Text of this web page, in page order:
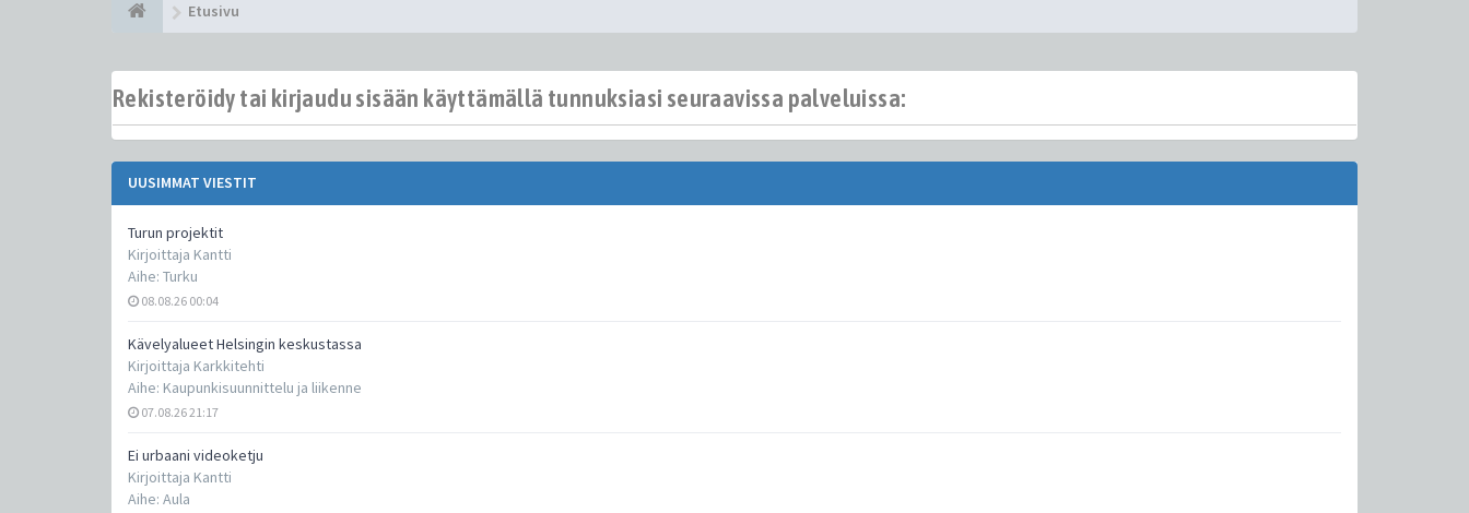
Etusivu
Rekisteröidy tai kirjaudu sisään käyttämällä tunnuksiasi seuraavissa palveluissa:
UUSIMMAT VIESTIT
Turun projektit
Kirjoittaja Kantti
Aihe: Turku
08.08.26 00:04
Kävelyalueet Helsingin keskustassa
Kirjoittaja Karkkitehti
Aihe: Kaupunkisuunnittelu ja liikenne
07.08.26 21:17
Ei urbaani videoketju
Kirjoittaja Kantti
Aihe: Aula